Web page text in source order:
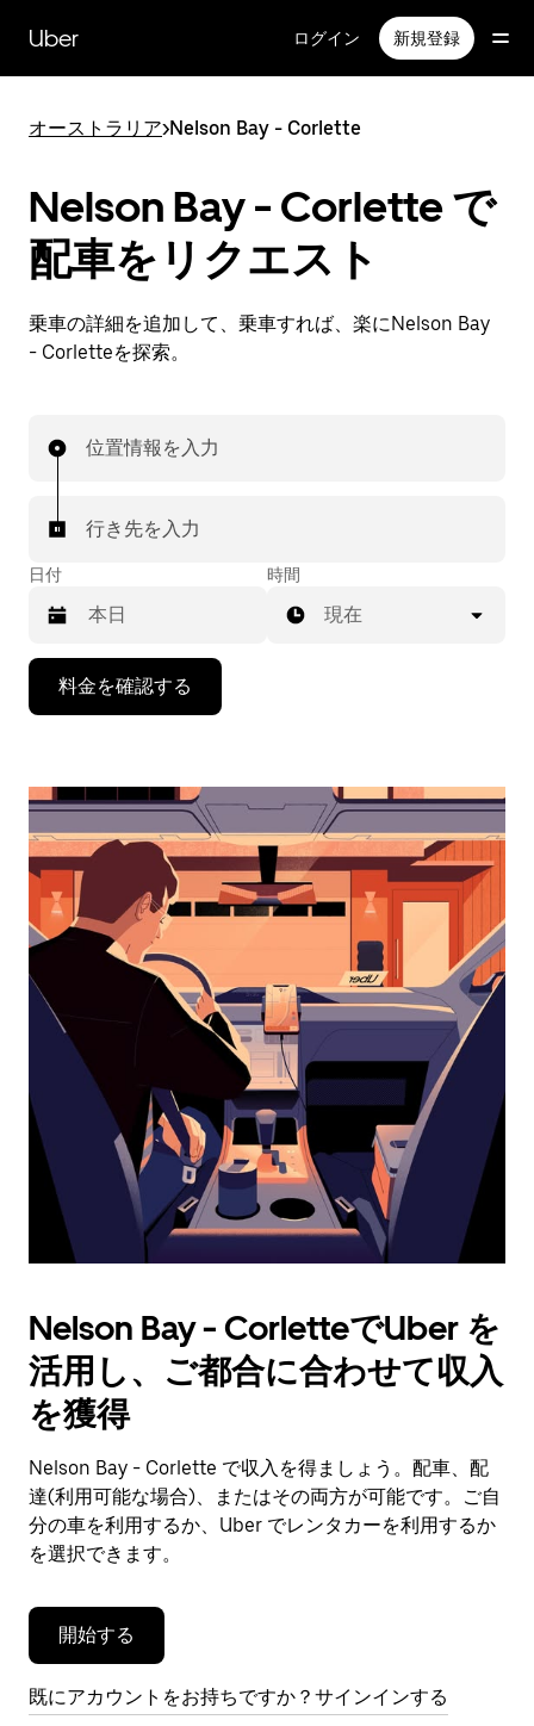
Uber ログイン 新規登録
オーストラリア>Nelson Bay - Corlette
Nelson Bay - Corlette で
配車をリクエスト
乗車の詳細を追加して、乗車すれば、楽にNelson Bay
- Corletteを探索。
位置情報を入力
行き先を入力
日付
で
ン
ダ
ー
を
操
作
し、
を
選
択
す。
ン
で
カ
レ
ン
ー
を
閉
じ
時間
現在
料金を確認する
Nelson Bay - CorletteでUber を
活用し、ご都合に合わせて収入
を獲得
Nelson Bay - Corlette で収入を得ましょう。配車、配
達(利用可能な場合)、またはその両方が可能です。ご自
分の車を利用するか、Uber でレンタカーを利用するか
を選択できます。
開始する
既にアカウントをお持ちですか？サインインする